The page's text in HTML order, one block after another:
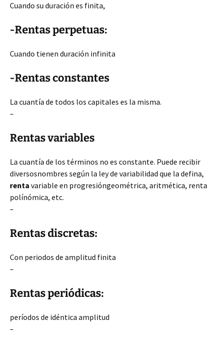
Cuando su duración es finita,
-Rentas perpetuas:
Cuando tienen duración infinita
-Rentas constantes
La cuantía de todos los capitales es la misma.
–
Rentas variables
La cuantía de los términos no es constante. Puede recibir
diversosnombres según la ley de variabilidad que la defina,
renta variable en progresióngeométrica, aritmética, renta
polínómica, etc.
–
Rentas discretas:
Con periodos de amplitud finita
–
Rentas periódicas:
períodos de idéntica amplitud
–